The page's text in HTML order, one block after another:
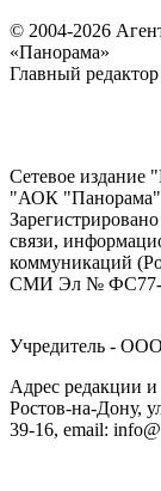
© 2004-2026
«Панорама»
Главный
Сетевое
"АОК
связи,
коммуникаций
СМИ Эл № ФС77-
Учредитель -
Адрес редакции и
Ростов-на-Дону,
39-16, email: